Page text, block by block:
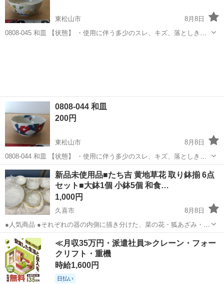
東松山市
8月8日
0808-045 和皿 【状態】 ・使用に伴う多少のスレ、キズ、落としきれ
0808-044 和皿
200円
東松山市
8月8日
0808-044 和皿 【状態】 ・使用に伴う多少のスレ、キズ、落としきれ
ない汚れなどございます ・詳細は現地でご確認ください ・お値引きは
出来かねますのでご了承願います ※中古品のため、状態についてはご
理...
埼玉 東松山市 食器 現地
新品未使用品■たち吉 黄地草花 取り鉢揃 6点
セット■大鉢1個 小鉢5個 和食…
1,000円
久喜市
8月8日
●人気商品 ●それぞれの器の内側に描き分けた、菜の花・狐あざみ・露
草・水引草・岩沙参が季節を感じさせます。 ●和洋を問わず、どんな
料理も受け入れる器です。 【商品】たち吉 黄地草花 取り鉢揃 6点セ
ット 【種類】...
埼玉 久喜市 食器 黄地
≪月収35万円・派遣社員≫クレーン・フォー
クリフト・重機
時給1,600円
日払い